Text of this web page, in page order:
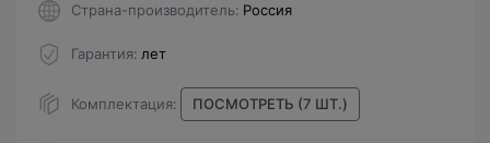
Страна-производитель Россия
Гарантия лет
Комплектация ПОСМОТРЕТЬ (7 ШТ.)